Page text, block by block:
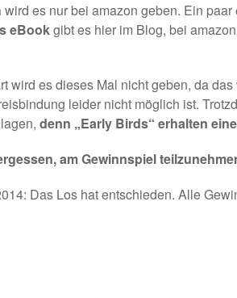
wird es nur bei amazon geben. Ein
eBookgibt es hier im Blog, bei
wird es dieses Mal nicht geben, da
leider nicht möglich ist.
denn „Early Birds“ erhalten
am Gewinnspiel
Das Los hat entschieden. Alle